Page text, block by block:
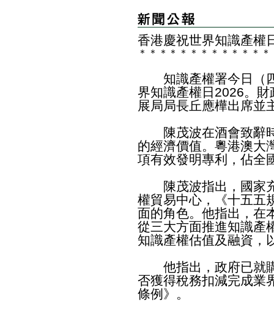
香港慶祝世界知識產權
＊ ＊ ＊ ＊ ＊ ＊ ＊ ＊ ＊ ＊ ＊ ＊ ＊
知識產權署今日（四
界知識產權日2026。
展局局長丘應樺出席並
陳茂波在酒會致辭時
的經濟價值。粵港澳大
項有效發明專利，佔全
陳茂波指出，國家充
權貿易中心，《十五五
面的角色。他指出，在
從三大方面推進知識產
知識產權估值及融資，
他指出，政府已就購
否獲得稅務扣減完成業
條例》。